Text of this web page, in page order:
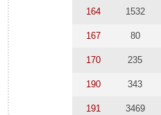
164 1532
167 80
170 235
190 343
191 3469